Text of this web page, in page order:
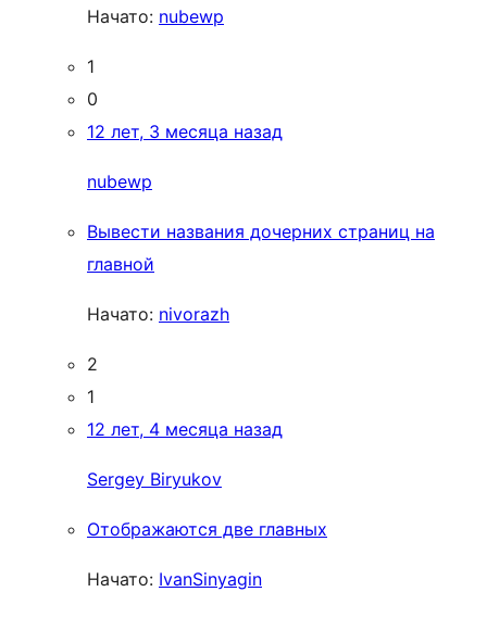
Начато: nubewp
1
0
12 лет, 3 месяца назад
nubewp
Вывести названия дочерних страниц на
главной
Начато: nivorazh
2
1
12 лет, 4 месяца назад
Sergey Biryukov
Отображаются две главных
Начато: IvanSinyagin